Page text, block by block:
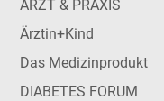
ARZT & PRAXIS
Ärztin+Kind
Das Medizinprodukt
DIABETES FORUM